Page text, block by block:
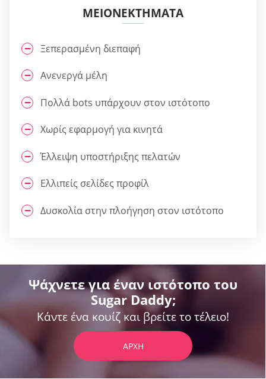
ΜΕΙΟΝΕΚΤΉΜΑΤΑ
Ξεπερασμένη διεπαφή
Ανενεργά μέλη
Πολλά bots υπάρχουν στον ιστότοπο
Χωρίς εφαρμογή για κινητά
Έλλειψη υποστήριξης πελατών
Ελλιπείς σελίδες προφίλ
Δυσκολία στην πλοήγηση στον ιστότοπο
Ψάχνετε για έναν ιστότοπο του
Sugar Daddy;
Κάντε ένα κουίζ και βρείτε το τέλειο!
ΑΡΧΉ